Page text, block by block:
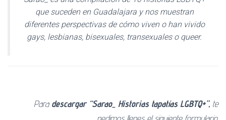
que suceden en Guadalajara y nos muestran
diferentes perspectivas de cómo viven o han vivido
gays, lesbianas, bisexuales, transexuales o queer.
Para descargar “Sarao_ Historias tapatías LGBTQ+”, te